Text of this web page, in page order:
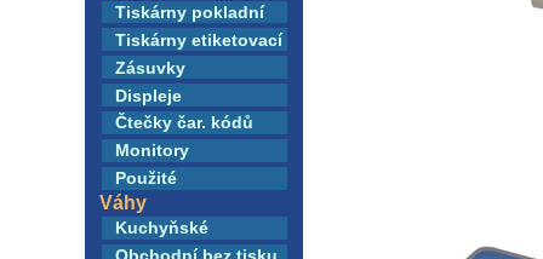
Tiskárny pokladní
Tiskárny etiketovací
Zásuvky
Displeje
Čtečky čar. kódů
Monitory
Použité
Váhy
Kuchyňské